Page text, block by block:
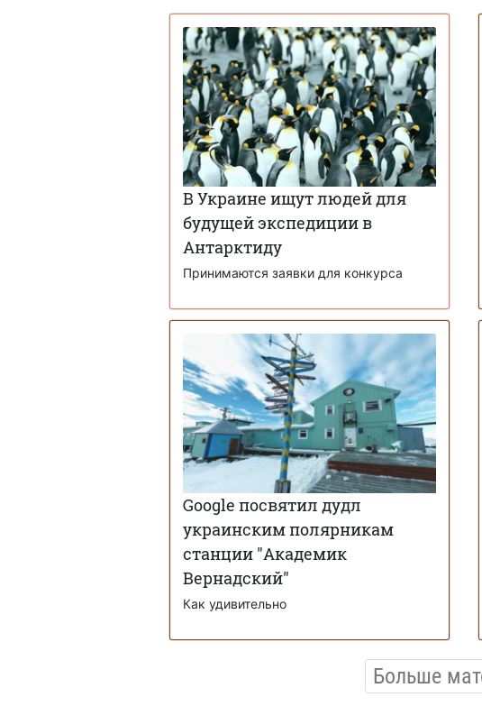
В Украине ищут людей для
будущей экспедиции в
Антарктиду
Принимаются заявки для конкурса
Google посвятил дудл
украинским полярникам
станции "Академик
Вернадский"
Как удивительно
Больше